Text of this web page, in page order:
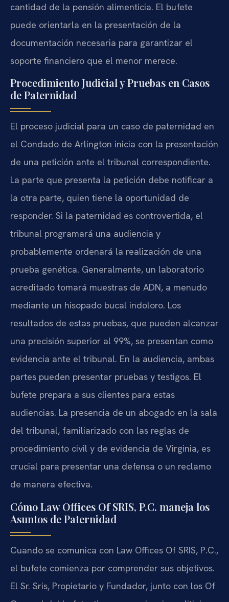
cantidad de la pensión alimenticia. El bufete
puede orientarla en la presentación de la
documentación necesaria para garantizar el
soporte financiero que el menor merece.
Procedimiento Judicial y Pruebas en Casos
de Paternidad
El proceso judicial para un caso de paternidad en
el Condado de Arlington inicia con la presentación
de una petición ante el tribunal correspondiente.
La parte que presenta la petición debe notificar a
la otra parte, quien tiene la oportunidad de
responder. Si la paternidad es controvertida, el
tribunal programará una audiencia y
probablemente ordenará la realización de una
prueba genética. Generalmente, un laboratorio
acreditado tomará muestras de ADN, a menudo
mediante un hisopado bucal indoloro. Los
resultados de estas pruebas, que pueden alcanzar
una precisión superior al 99%, se presentan como
evidencia ante el tribunal. En la audiencia, ambas
partes pueden presentar pruebas y testigos. El
bufete prepara a sus clientes para estas
audiencias. La presencia de un abogado en la sala
del tribunal, familiarizado con las reglas de
procedimiento civil y de evidencia de Virginia, es
crucial para presentar una defensa o un reclamo
de manera efectiva.
Cómo Law Offices Of SRIS, P.C. maneja los
Asuntos de Paternidad
Cuando se comunica con Law Offices Of SRIS, P.C.,
el bufete comienza por comprender sus objetivos.
El Sr. Sris, Propietario y Fundador, junto con los Of